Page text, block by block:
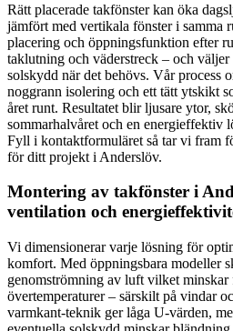
Rätt placerade takfönster kan öka
jämfört med vertikala fönster i samma
placering och öppningsfunktion efter
taklutning och väderstreck – och
solskydd när det behövs. Vår process
noggrann isolering och ett tätt ytskikt
året runt. Resultatet blir ljusare ytor,
sommarhalvåret och en energieffektiv
Fyll i kontaktformuläret så tar vi fram
för ditt projekt i Anderslöv.
Montering av takfönster i
ventilation och
Vi dimensionerar varje lösning för
komfort. Med öppningsbara modeller
genomströmning av luft vilket
övertemperaturer – särskilt på vindar
varmkant-teknik ger låga U-värden,